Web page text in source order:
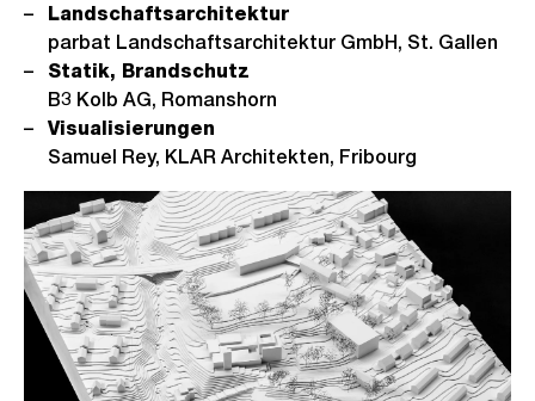
Landschaftsarchitektur
parbat Landschaftsarchitektur GmbH, St. Gallen
Statik, Brandschutz
B3 Kolb AG, Romanshorn
Visualisierungen
Samuel Rey, KLAR Architekten, Fribourg